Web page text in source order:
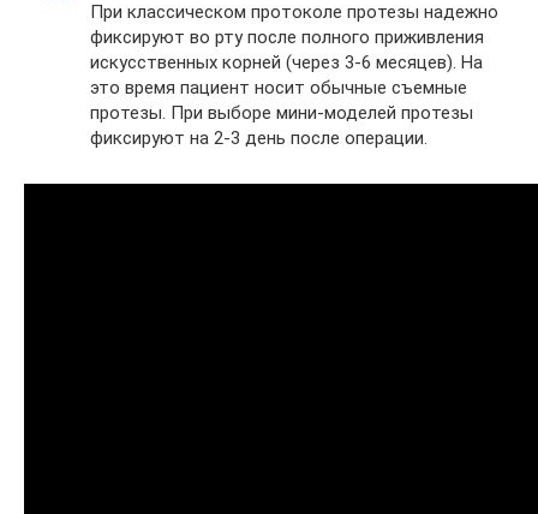
При классическом протоколе протезы надежно
фиксируют во рту после полного приживления
искусственных корней (через 3-6 месяцев). На
это время пациент носит обычные съемные
протезы. При выборе мини-моделей протезы
фиксируют на 2-3 день после операции.